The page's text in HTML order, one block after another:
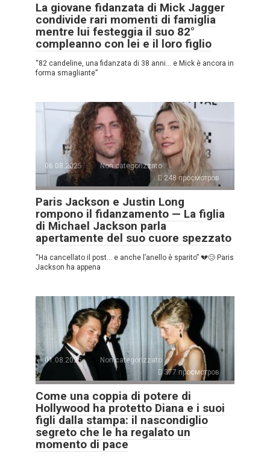
La giovane fidanzata di Mick Jagger
condivide rari momenti di famiglia
mentre lui festeggia il suo 82°
compleanno con lei e il loro figlio
“82 candeline, una fidanzata di 38 anni… e Mick è ancora in
forma smagliante”
06.08.2025
Non categorizzato
248 просмотров
Paris Jackson e Justin Long
rompono il fidanzamento — La figlia
di Michael Jackson parla
apertamente del suo cuore spezzato
“Ha cancellato il post… e anche l’anello è sparito” 💔😢 Paris
Jackson ha appena
01.08.2025
Non categorizzato
377 просмотров
Come una coppia di potere di
Hollywood ha protetto Diana e i suoi
figli dalla stampa: il nascondiglio
segreto che le ha regalato un
momento di pace